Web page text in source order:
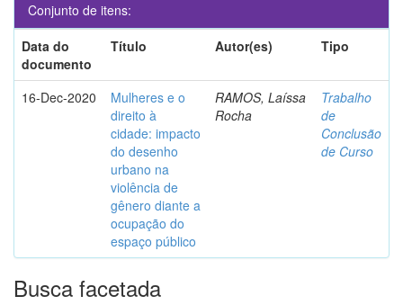
Conjunto de itens:
Data do
documento
Título Autor(es) Tipo
16-Dec-2020
Mulheres e o
direito à
cidade: impacto
do desenho
urbano na
violência de
gênero diante a
ocupação do
espaço público
RAMOS, Laíssa
Rocha
Trabalho
de
Conclusão
de Curso
Busca facetada